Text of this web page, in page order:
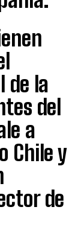
de la
del
a
Chile y
de